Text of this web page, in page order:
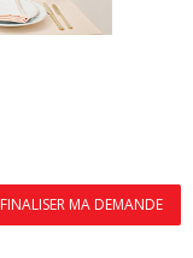
FINALISER MA DEMANDE